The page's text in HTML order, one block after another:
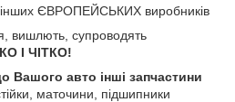
ЄВРОПЕЙСЬКИХ виробників
вишлють, супроводять
І ЧІТКО!
Вашого авто інші запчастини
маточини, підшипники